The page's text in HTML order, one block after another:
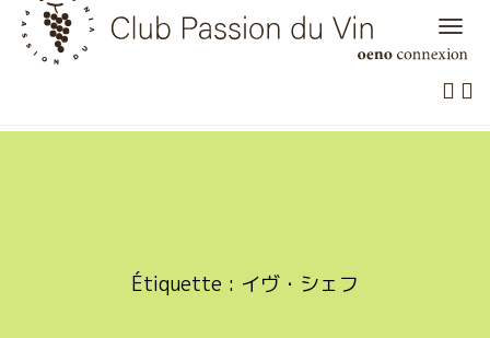
Skip
content
Étiquette : イヴ・シェフ